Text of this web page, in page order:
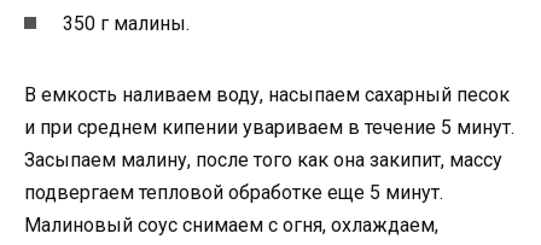
350 г малины.
В емкость наливаем воду, насыпаем сахарный песок
и при среднем кипении увариваем в течение 5 минут.
Засыпаем малину, после того как она закипит, массу
подвергаем тепловой обработке еще 5 минут.
Малиновый соус снимаем с огня, охлаждаем,